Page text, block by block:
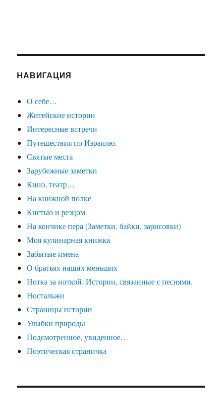
НАВИГАЦИЯ
О себе…
Житейские истории
Интересные встречи
Путешествия по Израилю.
Святые места
Зарубежные заметки
Кино, театр…
На книжной полке
Кистью и резцом
На кончике пера (Заметки, байки, зарисовки)
Моя кулинарная книжка
Забытые имена
О братьях наших меньших
Нотка за ноткой. Истории, связанные с песнями.
Ностальжи
Страницы истории
Улыбки природы
Подсмотренное, увиденное…
Поэтическая страничка